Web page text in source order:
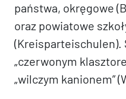
państwa, okręgowe
oraz powiatowe
(Kreisparteischulen).
„czerwonym
„wilczym kanionem”